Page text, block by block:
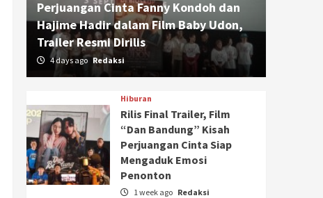
Perjuangan Cinta Fanny Kondoh dan
Hajime Hadir dalam Film Baby Udon,
Trailer Resmi Dirilis
4 days ago Redaksi
Hiburan
Rilis Final Trailer, Film
“Dan Bandung” Kisah
Perjuangan Cinta Siap
Mengaduk Emosi
Penonton
1 week ago Redaksi